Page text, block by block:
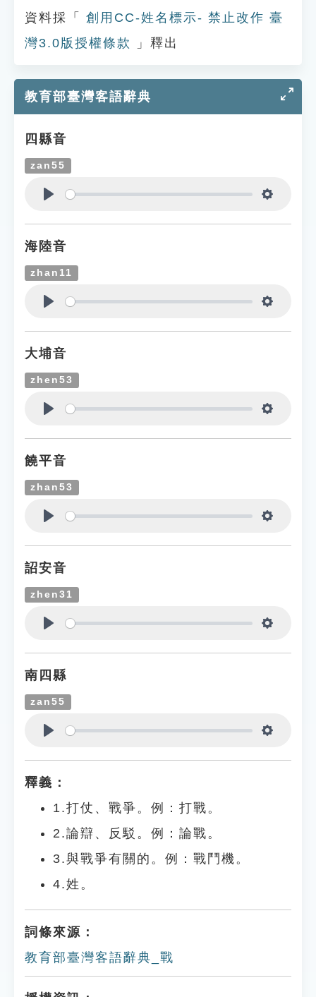
資料採「
創用CC-姓名標示- 禁止改作 臺
灣3.0版授權條款
」釋出
教育部臺灣客語辭典
四縣音
zan55
海陸音
zhan11
大埔音
zhen53
饒平音
zhan53
詔安音
zhen31
南四縣
zan55
釋義：
1.打仗、戰爭。例：打戰。
2.論辯、反駁。例：論戰。
3.與戰爭有關的。例：戰鬥機。
4.姓。
詞條來源：
教育部臺灣客語辭典_戰